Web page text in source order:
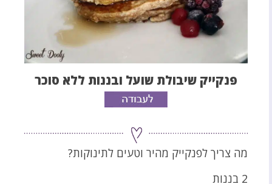
פנקייק שיבולת שועל ובננות ללא סוכר
מה צריך לפנקייק מהיר וטעים לתינוקות?
2 בננות